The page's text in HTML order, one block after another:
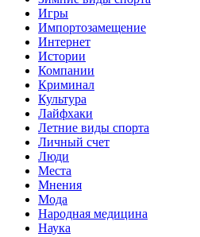
Игры
Импортозамещение
Интернет
Истории
Компании
Криминал
Культура
Лайфхаки
Летние виды спорта
Личный счет
Люди
Места
Мнения
Мода
Народная медицина
Наука